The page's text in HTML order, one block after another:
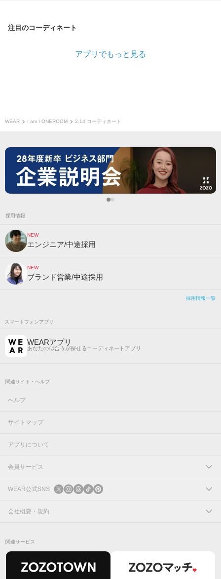
注目のコーディネート
アプリでもっと見る
WEAR I am I ONEROOM 2.14 コーディネート
採用情報
NEW
エンジニア/中途採用
NEW
ブランド営業/中途採用
採用情報一覧
スマートフォンアプリ
WEARアプリ
あなたの似合うが探せるコーディネートアプリ
関連サイト・ヘルプ
ヘルプ
サイトマップ
アプリについて
会員サービス
ログイン
新規会員登録
WEAR公式SNS
X
会社概要・規約
関連サービス